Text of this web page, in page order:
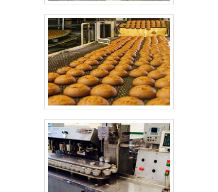
altamente qualificados e competentes, fecham todo o
ciclo de entrega com excelência para toda a carteira de
clientes.Aproveite a visita para acessar o nosso site e
saber mais sobre a empresa, nossos serviços e
produtos. Se preferir, entre em contato com um dos
nossos consultores e solicite um orçamento!